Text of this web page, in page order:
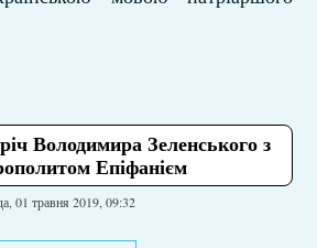
Володимира Зеленського з
Епіфанієм
01 травня 2019, 09:32